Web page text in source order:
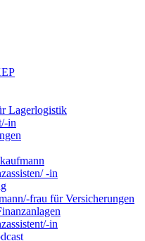
Lagerlogistik
in
-in
frau für Versicherungen
in